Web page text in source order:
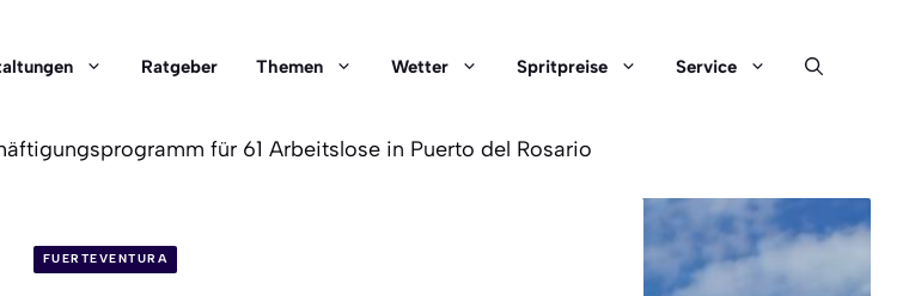
Ratgeber Themen Wetter Spritpreise Service
für 61 Arbeitslose in Puerto del Rosario
FUERTEVENTURA